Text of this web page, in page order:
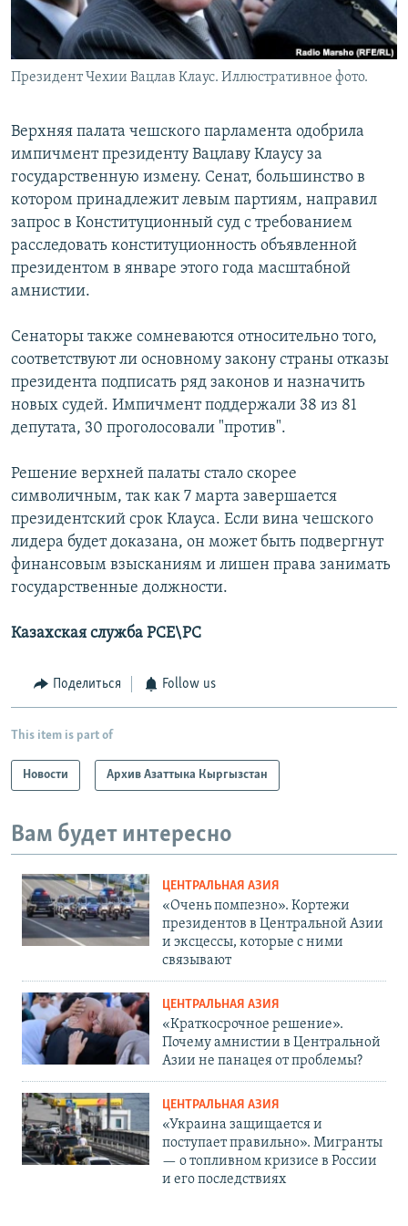
Президент Чехии Вацлав Клаус. Иллюстративное фото.
Верхняя палата чешского парламента одобрила
импичмент президенту Вацлаву Клаусу за
государственную измену. Сенат, большинство в
котором принадлежит левым партиям, направил
запрос в Конституционный суд с требованием
расследовать конституционность объявленной
президентом в январе этого года масштабной
амнистии.
Сенаторы также сомневаются относительно того,
соответствуют ли основному закону страны отказы
президента подписать ряд законов и назначить
новых судей. Импичмент поддержали 38 из 81
депутата, 30 проголосовали "против".
Решение верхней палаты стало скорее
символичным, так как 7 марта завершается
президентский срок Клауса. Если вина чешского
лидера будет доказана, он может быть подвергнут
финансовым взысканиям и лишен права занимать
государственные должности.
Казахская служба РСЕ\РС
Поделиться Follow us
This item is part of
Новости Архив Азаттыка Кыргызстан
Вам будет интересно
ЦЕНТРАЛЬНАЯ АЗИЯ
«Очень помпезно». Кортежи
президентов в Центральной Азии
и эксцессы, которые с ними
связывают
ЦЕНТРАЛЬНАЯ АЗИЯ
«Краткосрочное решение».
Почему амнистии в Центральной
Азии не панацея от проблемы?
ЦЕНТРАЛЬНАЯ АЗИЯ
«Украина защищается и
поступает правильно». Мигранты
— о топливном кризисе в России
и его последствиях